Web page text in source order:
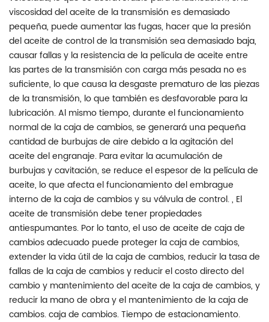
viscosidad del aceite de la transmisión es demasiado
pequeña, puede aumentar las fugas, hacer que la presión
del aceite de control de la transmisión sea demasiado baja,
causar fallas y la resistencia de la película de aceite entre
las partes de la transmisión con carga más pesada no es
suficiente, lo que causa la desgaste prematuro de las piezas
de la transmisión, lo que también es desfavorable para la
lubricación. Al mismo tiempo, durante el funcionamiento
normal de la caja de cambios, se generará una pequeña
cantidad de burbujas de aire debido a la agitación del
aceite del engranaje. Para evitar la acumulación de
burbujas y cavitación, se reduce el espesor de la película de
aceite, lo que afecta el funcionamiento del embrague
interno de la caja de cambios y su válvula de control. , El
aceite de transmisión debe tener propiedades
antiespumantes. Por lo tanto, el uso de aceite de caja de
cambios adecuado puede proteger la caja de cambios,
extender la vida útil de la caja de cambios, reducir la tasa de
fallas de la caja de cambios y reducir el costo directo del
cambio y mantenimiento del aceite de la caja de cambios, y
reducir la mano de obra y el mantenimiento de la caja de
cambios. caja de cambios. Tiempo de estacionamiento.